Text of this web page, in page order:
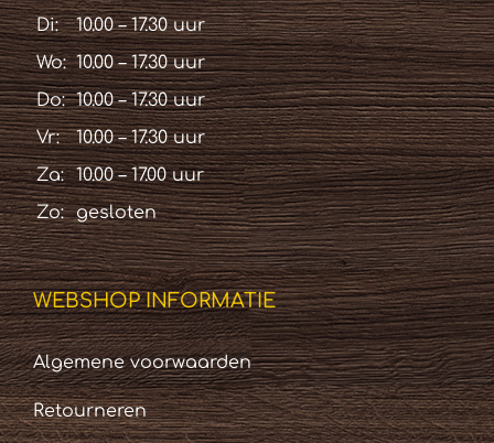
Di:
10.00 – 17.30 uur
Wo: 10.00 – 17.30 uur
Do: 10.00 – 17.30 uur
Vr:
10.00 – 17.30 uur
Za:
10.00 – 17.00 uur
Zo:
gesloten
WEBSHOP INFORMATIE
Algemene voorwaarden
Retourneren